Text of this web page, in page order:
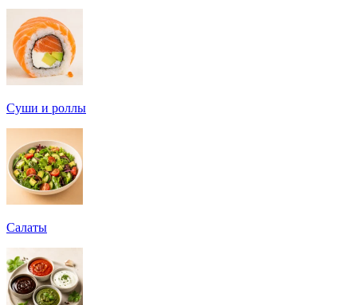
Суши и роллы
Салаты